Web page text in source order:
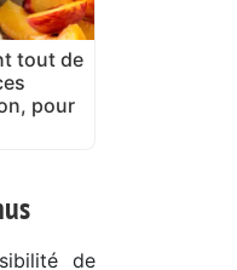
tout de
pour
de